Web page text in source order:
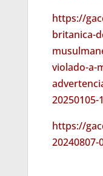
https://
britanica-
violado-a-
https://
20240807-